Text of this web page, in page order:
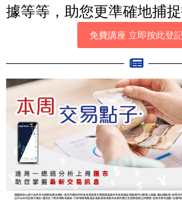
據等等，助您更準確地捕捉
免費講座 立即按此登